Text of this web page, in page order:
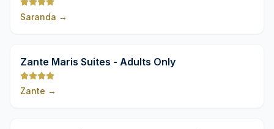
Saranda →
Zante Maris Suites - Adults Only
Zante →